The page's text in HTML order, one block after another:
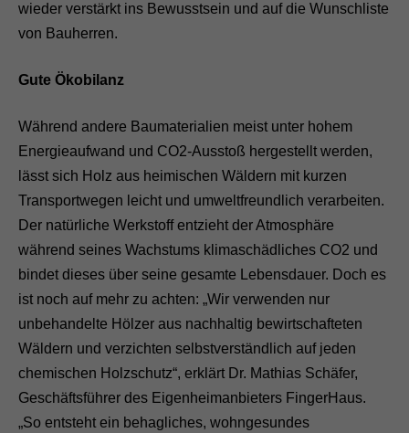
wieder verstärkt ins Bewusstsein und auf die Wunschliste
von Bauherren.
Gute Ökobilanz
Während andere Baumaterialien meist unter hohem
Energieaufwand und CO2-Ausstoß hergestellt werden,
lässt sich Holz aus heimischen Wäldern mit kurzen
Transportwegen leicht und umweltfreundlich verarbeiten.
Der natürliche Werkstoff entzieht der Atmosphäre
während seines Wachstums klimaschädliches CO2 und
bindet dieses über seine gesamte Lebensdauer. Doch es
ist noch auf mehr zu achten: „Wir verwenden nur
unbehandelte Hölzer aus nachhaltig bewirtschafteten
Wäldern und verzichten selbstverständlich auf jeden
chemischen Holzschutz“, erklärt Dr. Mathias Schäfer,
Geschäftsführer des Eigenheimanbieters FingerHaus.
„So entsteht ein behagliches, wohngesundes